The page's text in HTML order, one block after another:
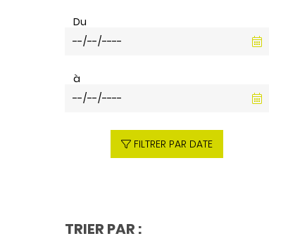
Du
à
FILTRER PAR DATE
TRIER PAR :